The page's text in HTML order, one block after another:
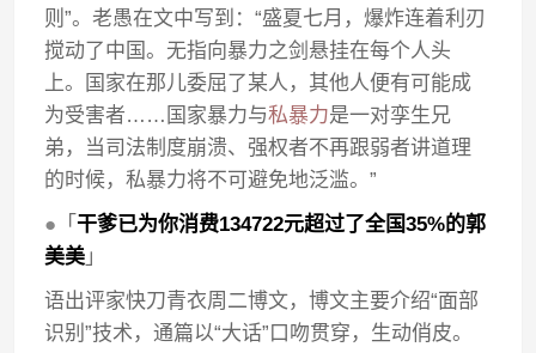
则”。老愚在文中写到：“盛夏七月，爆炸连着利刃
搅动了中国。无指向暴力之剑悬挂在每个人头
上。国家在那儿委屈了某人，其他人便有可能成
为受害者……国家暴力与私暴力是一对孪生兄
弟，当司法制度崩溃、强权者不再跟弱者讲道理
的时候，私暴力将不可避免地泛滥。”
● 「 干爹已为你消费134722元超过了全国35%的郭
美美 」
语出评家快刀青衣周二博文，博文主要介绍“面部
识别”技术，通篇以“大话”口吻贯穿，生动俏皮。